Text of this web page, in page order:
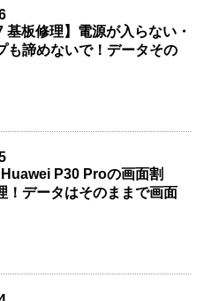
基板修理】電源が入らない・
も諦めないで！データその
Huawei P30 Proの画面割
！データはそのままで画面